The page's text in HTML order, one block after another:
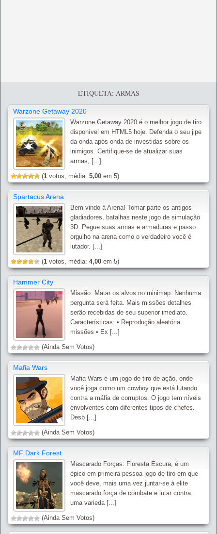
ETIQUETA: ARMAS
Warzone Getaway 2020
Warzone Getaway 2020 é o melhor jogo de tiro
disponível em HTML5 hoje. Defenda o seu jipe
da onda após onda de investidas sobre os
inimigos. Certifique-se de atualizar suas
armas, [...]
(1 votos, média: 5,00 em 5)
Spartacus Arena
Bem-vindo à Arena! Tomar parte os antigos
gladiadores, batalhas neste jogo de simulação
3D. Pegue suas armas e armaduras e passo
orgulho na arena como o verdadeiro você é
lutador. [...]
(1 votos, média: 4,00 em 5)
Hammer City
Missão: Matar os alvos no minimap. Nenhuma
pergunta será feita. Mais missões detalhes
serão recebidas de seu superior imediato.
Características: • Reprodução aleatória
missões • Ex [...]
(Ainda Sem Votos)
Mafia Wars
Mafia Wars é um jogo de tiro de ação, onde
você joga como um cowboy que está lutando
contra a máfia de corruptos. O jogo tem níveis
envolventes com diferentes tipos de chefes.
Desb [...]
(Ainda Sem Votos)
MF Dark Forest
Mascarado Forças: Floresta Escura, é um
épico em primeira pessoa jogo de tiro em que
você deve, mais uma vez juntar-se à elite
mascarado força de combate e lutar contra
uma varieda [...]
(Ainda Sem Votos)